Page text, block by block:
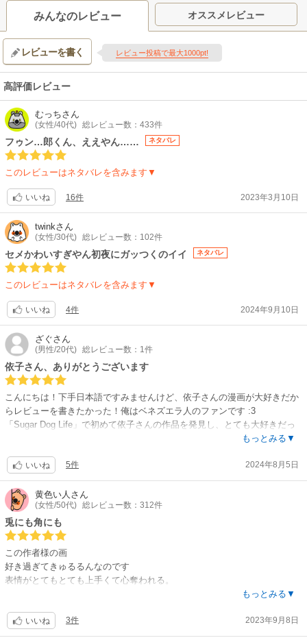
みんなのレビュー オススメレビュー
レビューを書く レビュー投稿で最大1000pt!
高評価レビュー
むっちさん
(女性/40代) 総レビュー数：433件
フゥン…郎くん、ええやん…… ネタバレ
このレビューはネタバレを含みます▼
いいね 16件 2023年3月10日
twinkさん
(女性/30代) 総レビュー数：102件
セメかわいすぎやん初夜にガッつくのイイ ネタバレ
このレビューはネタバレを含みます▼
いいね 4件 2024年9月10日
ざぐさん
(男性/20代) 総レビュー数：1件
依子さん、ありがとうございます
こんにちは！下手日本語ですみませんけど、依子さんの漫画が大好きだか
らレビューを書きたかった！俺はベネズエラ人のファンです :3
「Sugar Dog Life」で初めて依子さんの作品を発見し、とても大好きだっ
エラ選択しが限られており、最後まで読むことはできないだろうと思って
たT＿T
このサイトのおかげで残りの章を購入して読むことができて嬉しいです！
お金に余裕ができたら、依子さんを応援するために、以前の章も購入した
いと思う！
このような美しいなストーリーを描いてくださってありがとうございま
す！陽向さんとてもかわいいでしたが、郎くんが一番かわいかった！かわ
いい攻めが大好き！
今後も依子さんの漫画を拝見できると嬉しいです！お疲れさまでした！
もっとみる▼
いいね 5件 2024年8月5日
黄色い人 さん
(女性/50代) 総レビュー数：312件
兎にも角にも
この作者様の画
好き過ぎてきゅるるんなのです
表情がとてもとても上手くて心奪われる。
そして、攻めの一途っぷりがいつもぱねぇのですよね
今回のウケちゃまもまぁ、ピュアでど天然
もっとみる▼
いいね 3件 2023年9月8日